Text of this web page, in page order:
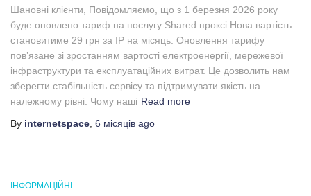
Шановні клієнти, Повідомляємо, що з 1 березня 2026 року
буде оновлено тариф на послугу Shared проксі.Нова вартість
становитиме 29 грн за IP на місяць. Оновлення тарифу
пов’язане зі зростанням вартості електроенергії, мережевої
інфраструктури та експлуатаційних витрат. Це дозволить нам
зберегти стабільність сервісу та підтримувати якість на
належному рівні. Чому наші Read more
By internetspace 6 місяців ago
ІНФОРМАЦІЙНІ